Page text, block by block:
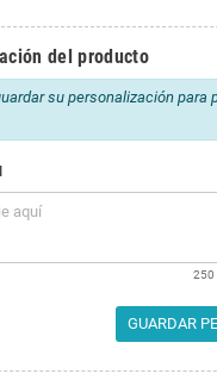
del producto
su personalización para
250
GUARDAR